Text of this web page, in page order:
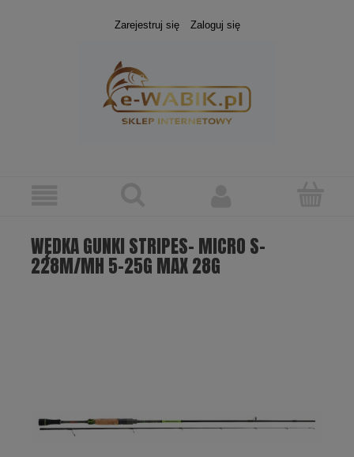
Zarejestruj się Zaloguj się
WĘDKA GUNKI STRIPES- MICRO S-
228M/MH 5-25G MAX 28G